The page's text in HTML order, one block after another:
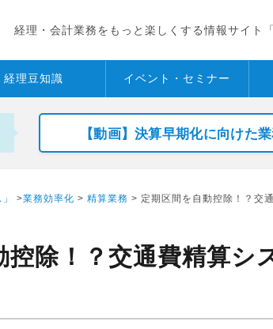
経理・会計業務をもっと楽しくする情報サイト
経理豆知識 イベント・ セミナー
【動画】決算早期化に向けた
>業務効率化 > 精算業務 > 定期区間を自動控除！？交
控除！？交通費精算シ